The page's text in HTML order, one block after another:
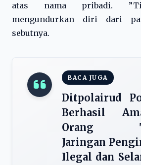
atas nama pribadi.
mengundurkan diri dari
sebutnya.
BACA JUGA
Ditpolairud
Berhasil
Orang
Jaringan
Ilegal dan